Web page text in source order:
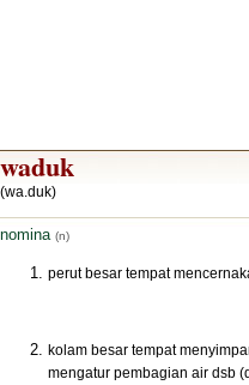
waduk
(wa.duk)
nomina (n)
perut besar tempat
kolam besar tempat
mengatur pembagian air dsb